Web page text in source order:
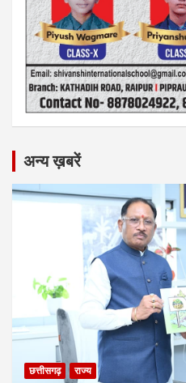
अन्य ख़बरें
छत्तीसगढ़ राज्य